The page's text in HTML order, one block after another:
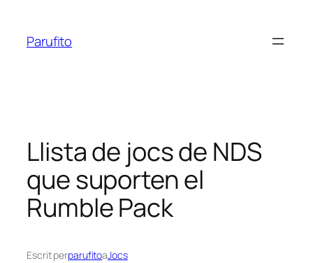
contingut
Parufito
Llista de jocs de NDS
que suporten el
Rumble Pack
Escrit perparufitoaJocs